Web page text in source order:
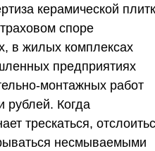
в жилых комплексах
предприятиях
монтажных работ
рублей. Когда
трескаться,
несмываемыми